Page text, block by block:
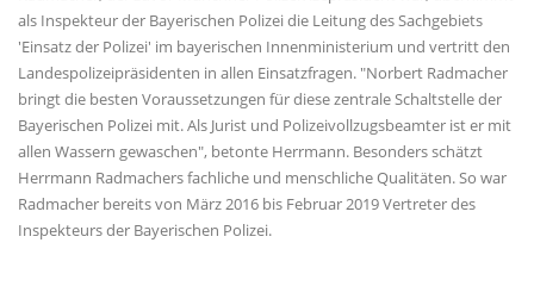
als Inspekteur der Bayerischen Polizei die Leitung des Sachgebiets
'Einsatz der Polizei' im bayerischen Innenministerium und vertritt den
Landespolizeipräsidenten in allen Einsatzfragen. "Norbert Radmacher
bringt die besten Voraussetzungen für diese zentrale Schaltstelle der
Bayerischen Polizei mit. Als Jurist und Polizeivollzugsbeamter ist er mit
allen Wassern gewaschen", betonte Herrmann. Besonders schätzt
Herrmann Radmachers fachliche und menschliche Qualitäten. So war
Radmacher bereits von März 2016 bis Februar 2019 Vertreter des
Inspekteurs der Bayerischen Polizei.